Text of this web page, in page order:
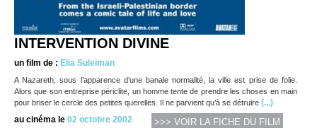
INTERVENTION DIVINE
un film de : Elia Suleiman
A Nazareth, sous l’apparence d’une banale normalité, la ville est prise de folie.
Alors que son entreprise périclite, un homme tente de prendre les choses en main
pour briser le cercle des petites querelles. Il ne parvient qu’à se détruire (...)
au cinéma le 02 octobre 2002 >>> VOIR LA FICHE DU FILM